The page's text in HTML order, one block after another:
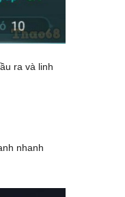
ra và linh
nhanh